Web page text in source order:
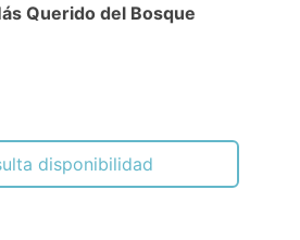
Querido del Bosque
disponibilidad